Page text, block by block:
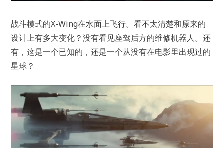
战斗模式的X-Wing在水面上飞行。看不太清楚和原来的
设计上有多大变化？没有看见座驾后方的维修机器人。还
有，这是一个已知的，还是一个从没有在电影里出现过的
星球？